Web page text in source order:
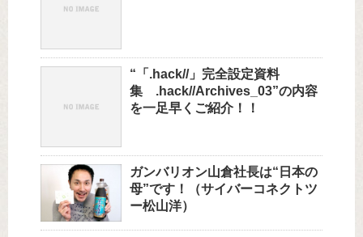
“「.hack//」完全設定資料
集 .hack//Archives_03”の内容
を一足早くご紹介！！
ガンバリオン山倉社長は“日本の
母”です！（サイバーコネクトツ
ー松山洋）